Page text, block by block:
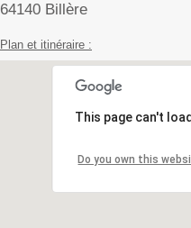
64140 Billère
Plan et itinéraire :
This page can't
Do you own this